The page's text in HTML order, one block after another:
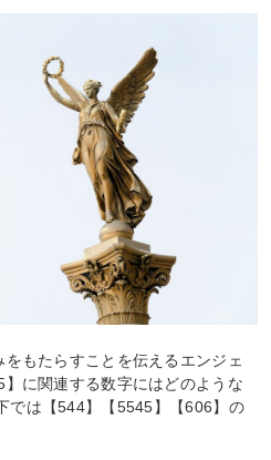
をもたらすことを伝えるエンジェ
に関連する数字にはどのような
では【544】【5545】【606】の